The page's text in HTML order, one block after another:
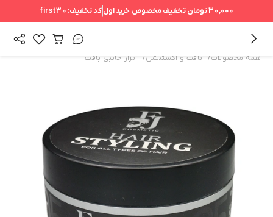
30,000 تومان تخفیف مخصوص خرید اول کد تخفیف: first30
همه محصولات/ بافت و اکستنشن/ ابزار جانبی بافت